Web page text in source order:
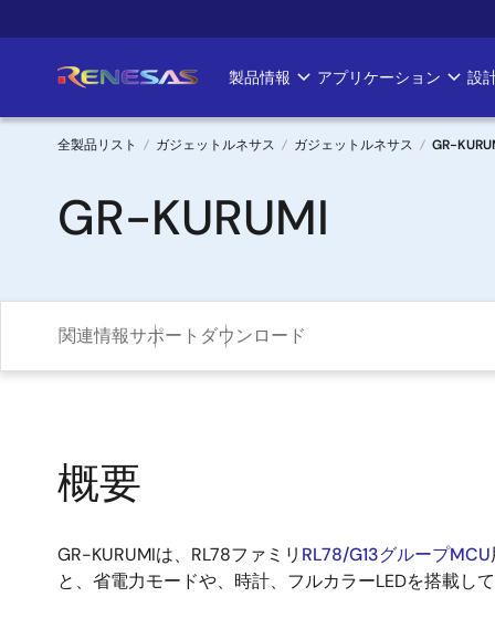
イ
ン
Main
navigation
製品情報 アプリケーション 設
パ
ン
く
ず
全製品リスト ガジェットルネサス ガジェットルネサス GR-
GR-KURUMI
関連情報サポート ダウンロード
概要
GR-KURUMIは、RL78ファミリ RL78/G13グループMCU
と、省電力モードや、時計、フルカラーLEDを搭載し